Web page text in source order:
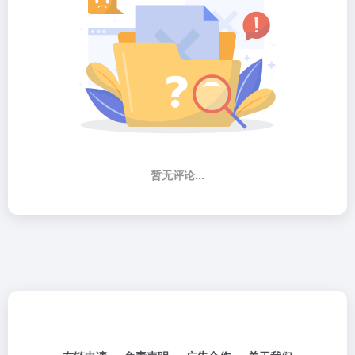
暂无评论...